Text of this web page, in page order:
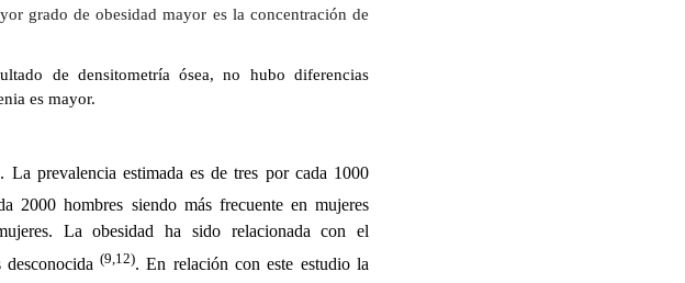
grado de obesidad mayor es la concentración de
de densitometría ósea, no hubo diferencias
es mayor.
prevalencia estimada es de tres por cada 1000
hombres siendo más frecuente en mujeres
La obesidad ha sido relacionada con el
desconocida(9,12). En relación con este estudio la